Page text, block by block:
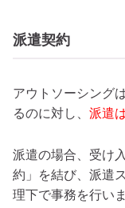
派遣契約
アウトソーシング
るのに対し、 派遣
派遣の場合、受け
約」を結び、派遣
理下で事務を行いま